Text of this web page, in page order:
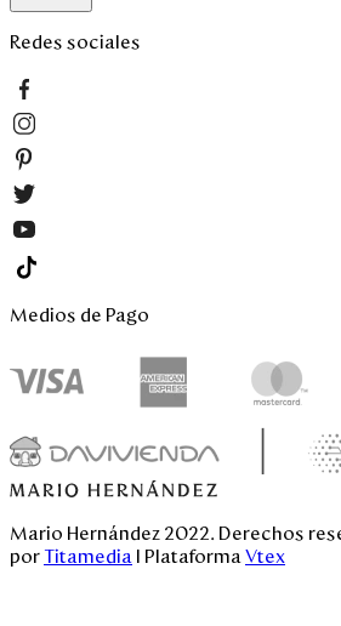
Colombia
Costa Rica
Redes sociales
Medios de Pago
Mario Hernández 2022. Derechos
porTitamedia l Plataforma Vtex